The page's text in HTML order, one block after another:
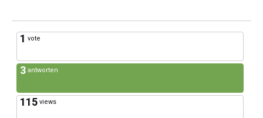
1 vote
3 antworten
115 views